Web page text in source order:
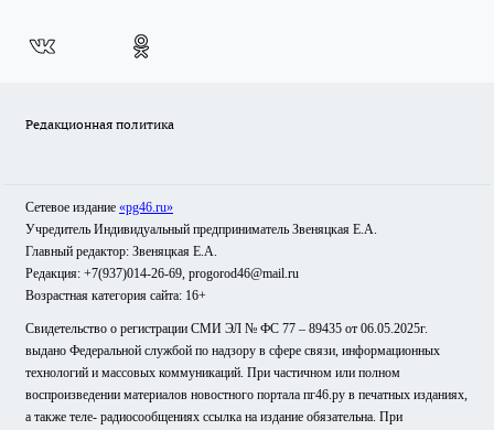
Редакционная политика
Сетевое издание «pg46.ru»
Учредитель Индивидуальный предприниматель Звеняцкая Е.А.
Главный редактор: Звеняцкая Е.А.
Редакция: +7(937)014-26-69, progorod46@mail.ru
Возрастная категория сайта: 16+
Свидетельство о регистрации СМИ ЭЛ № ФС 77 – 89435 от 06.05.2025г.
выдано Федеральной службой по надзору в сфере связи, информационных
технологий и массовых коммуникаций. При частичном или полном
воспроизведении материалов новостного портала пг46.ру в печатных изданиях,
а также теле- радиосообщениях ссылка на издание обязательна. При